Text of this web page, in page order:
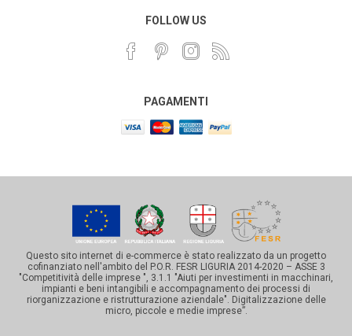
FOLLOW US
PAGAMENTI
Questo sito internet di e-commerce è stato realizzato da un progetto
cofinanziato nell'ambito del P.O.R. FESR LIGURIA 2014-2020 – ASSE 3
"Competitività delle imprese ", 3.1.1 "Aiuti per investimenti in macchinari,
impianti e beni intangibili e accompagnamento dei processi di
riorganizzazione e ristrutturazione aziendale". Digitalizzazione delle
micro, piccole e medie imprese”.